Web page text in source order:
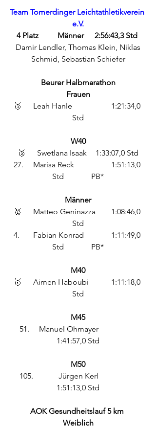
Team Tomerdinger Leichtathletikverein
e.V.
4 Platz	 Männer 	2:56:43,3 Std
Schmid, Sebastian Schiefer
Beurer Halbmarathon
Frauen
🥉	Leah Hanle		1:21:34,0
Std
W40
🥈	Swetlana Isaak	1:33:07,0 Std
27.	Marisa Reck		1:51:13,0
Std		PB*
Männer
🥇	Matteo Geninazza	1:08:46,0
Std
4.	Fabian Konrad		1:11:49,0
Std		PB*
M40
🥇	Aimen Haboubi 		1:11:18,0
Std
M45
51.	Manuel Ohmayer
1:41:57,0 Std
M50
105.		Jürgen Kerl
1:51:13,0 Std
AOK Gesundheitslauf 5 km
Weiblich